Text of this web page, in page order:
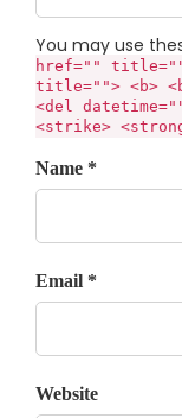
You may use
href=""
title=""> <b>
<del
<strike>
Name *
Email *
Website